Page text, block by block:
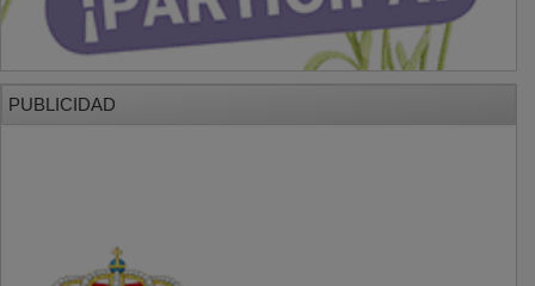
PUBLICIDAD